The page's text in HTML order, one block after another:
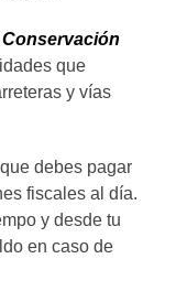
que
y vías
debes pagar
fiscales al día.
y desde tu
en caso de